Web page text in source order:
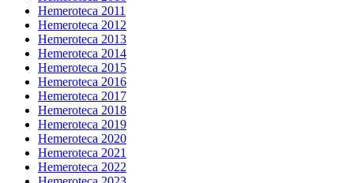
Hemeroteca 2011
Hemeroteca 2012
Hemeroteca 2013
Hemeroteca 2014
Hemeroteca 2015
Hemeroteca 2016
Hemeroteca 2017
Hemeroteca 2018
Hemeroteca 2019
Hemeroteca 2020
Hemeroteca 2021
Hemeroteca 2022